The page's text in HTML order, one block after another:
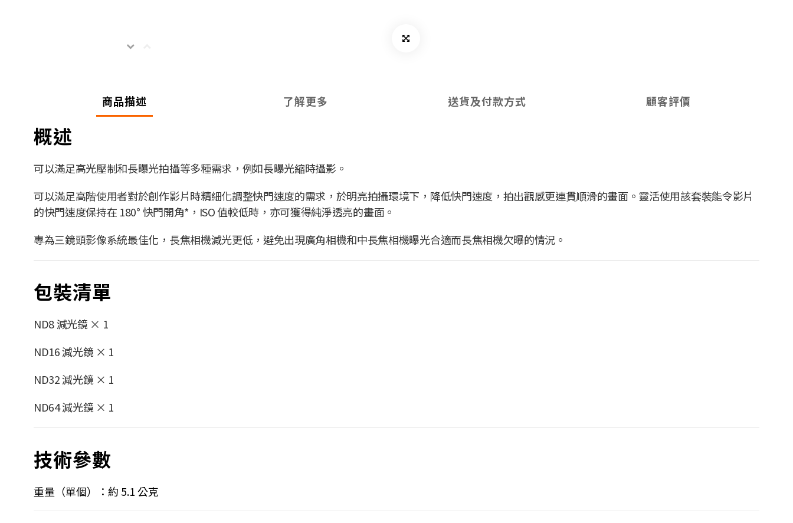
商品描述 了解更多 送貨及付款方式 顧客評價
概述
可以滿足高光壓制和長曝光拍攝等多種需求，例如長曝光縮時攝影。
可以滿足高階使用者對於創作影片時精細化調整快門速度的需求，於明亮拍攝環境下，降低快門速度，拍出觀感更連貫順滑的畫面。靈活使用該套裝能令影片
的快門速度保持在 180° 快門開角*，ISO 值較低時，亦可獲得純淨透亮的畫面。
專為三鏡頭影像系統最佳化，長焦相機減光更低，避免出現廣角相機和中長焦相機曝光合適而長焦相機欠曝的情況。
包裝清單
ND8 減光鏡 × 1
ND16 減光鏡 × 1
ND32 減光鏡 × 1
ND64 減光鏡 × 1
技術參數
重量（單個）：約 5.1 公克